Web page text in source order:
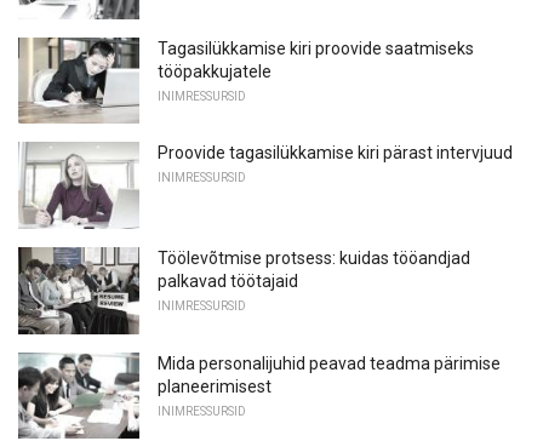
Tagasilükkamise kiri proovide saatmiseks
tööpakkujatele
INIMRESSURSID
Proovide tagasilükkamise kiri pärast intervjuud
INIMRESSURSID
Töölevõtmise protsess: kuidas tööandjad
palkavad töötajaid
INIMRESSURSID
Mida personalijuhid peavad teadma pärimise
planeerimisest
INIMRESSURSID